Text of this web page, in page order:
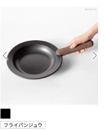
フライパンジュウ